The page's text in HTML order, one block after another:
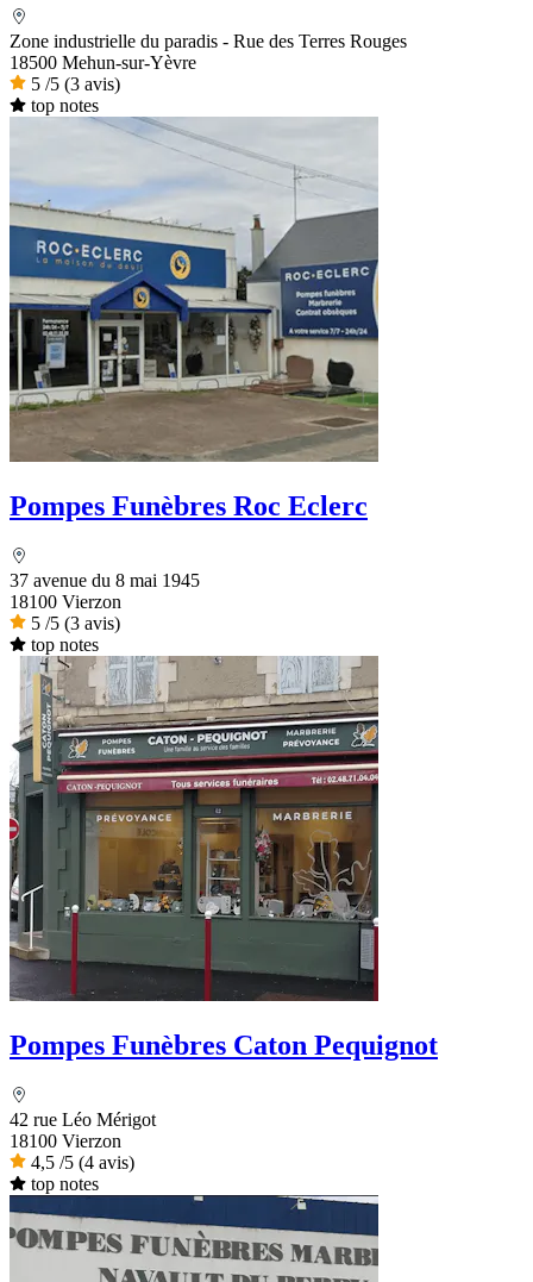
Zone industrielle du paradis - Rue des Terres Rouges
18500 Mehun-sur-Yèvre
5 /5 (3 avis)
top notes
Pompes Funèbres Roc Eclerc
37 avenue du 8 mai 1945
18100 Vierzon
5 /5 (3 avis)
top notes
Pompes Funèbres Caton Pequignot
42 rue Léo Mérigot
18100 Vierzon
4,5 /5 (4 avis)
top notes